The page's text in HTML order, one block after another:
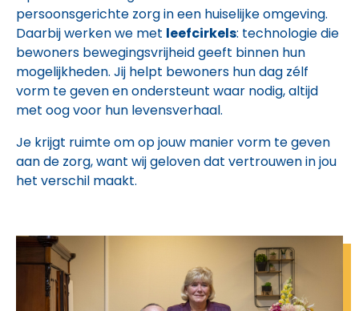
persoonsgerichte zorg in een huiselijke omgeving.
Daarbij werken we met leefcirkels: technologie die
bewoners bewegingsvrijheid geeft binnen hun
mogelijkheden. Jij helpt bewoners hun dag zélf
vorm te geven en ondersteunt waar nodig, altijd
met oog voor hun levensverhaal.
Je krijgt ruimte om op jouw manier vorm te geven
aan de zorg, want wij geloven dat vertrouwen in jou
het verschil maakt.